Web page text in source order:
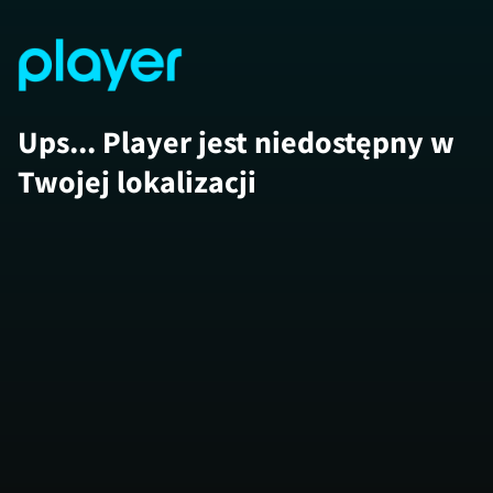
Ups... Player jest niedostępny w
Twojej lokalizacji